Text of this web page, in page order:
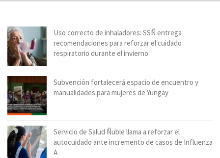
Uso correcto de inhaladores: SSÑ entrega
recomendaciones para reforzar el cuidado
respiratorio durante el invierno
Subvención fortalecerá espacio de encuentro y
manualidades para mujeres de Yungay
Servicio de Salud Ñuble llama a reforzar el
autocuidado ante incremento de casos de Influenza
A